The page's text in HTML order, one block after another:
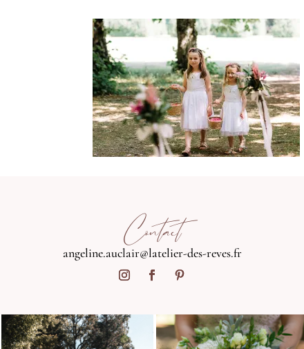
Contact
angeline.auclair@latelier-des-reves.fr